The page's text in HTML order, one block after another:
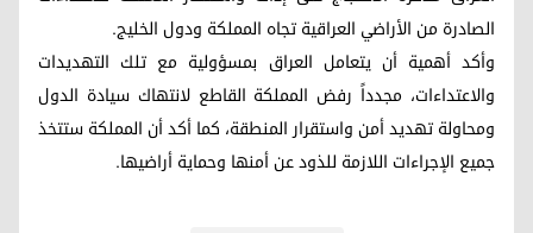
الصادرة من الأراضي العراقية تجاه المملكة ودول الخليج.
وأكد أهمية أن يتعامل العراق بمسؤولية مع تلك التهديدات
والاعتداءات، مجدداً رفض المملكة القاطع لانتهاك سيادة الدول
ومحاولة تهديد أمن واستقرار المنطقة، كما أكد أن المملكة ستتخذ
جميع الإجراءات اللازمة للذود عن أمنها وحماية أراضيها.